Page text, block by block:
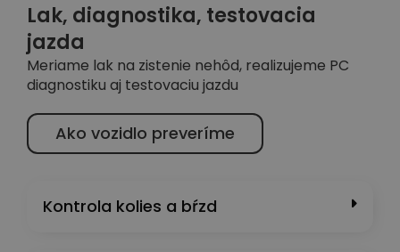
Lak, diagnostika, testovacia
jazda
Meriame lak na zistenie nehôd, realizujeme PC
diagnostiku aj testovaciu jazdu
Ako vozidlo preveríme
Kontrola kolies a bŕzd